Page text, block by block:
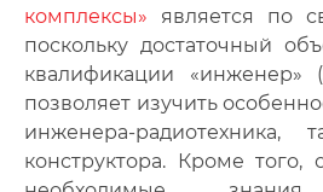
комплексы» является по
поскольку достаточный
квалификации «инженер»
позволяет изучить
инженера-
конструктора. Кроме того,